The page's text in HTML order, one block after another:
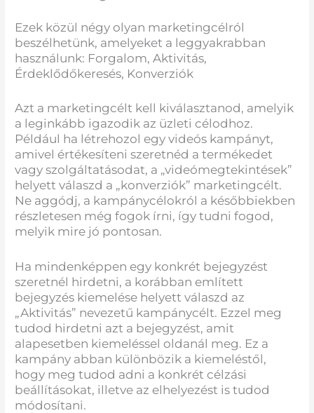
Ezek közül négy olyan marketingcélról
beszélhetünk, amelyeket a leggyakrabban
használunk: Forgalom, Aktivitás,
Érdeklődőkeresés, Konverziók
Azt a marketingcélt kell kiválasztanod, amelyik
a leginkább igazodik az üzleti célodhoz.
Például ha létrehozol egy videós kampányt,
amivel értékesíteni szeretnéd a termékedet
vagy szolgáltatásodat, a „videómegtekintések”
helyett válaszd a „konverziók” marketingcélt.
Ne aggódj, a kampánycélokról a későbbiekben
részletesen még fogok írni, így tudni fogod,
melyik mire jó pontosan.
Ha mindenképpen egy konkrét bejegyzést
szeretnél hirdetni, a korábban említett
bejegyzés kiemelése helyett válaszd az
„Aktivitás” nevezetű kampánycélt. Ezzel meg
tudod hirdetni azt a bejegyzést, amit
alapesetben kiemeléssel oldanál meg. Ez a
kampány abban különbözik a kiemeléstől,
hogy meg tudod adni a konkrét célzási
beállításokat, illetve az elhelyezést is tudod
módosítani.